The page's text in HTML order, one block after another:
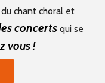
chant choral et
concertsqui se
vous !